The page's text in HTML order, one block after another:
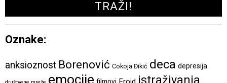
Oznake:
anksioznost Borenović Cokoja Đikić deca depresija
emocije istraživanja